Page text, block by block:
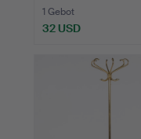
1 Gebot
32 USD